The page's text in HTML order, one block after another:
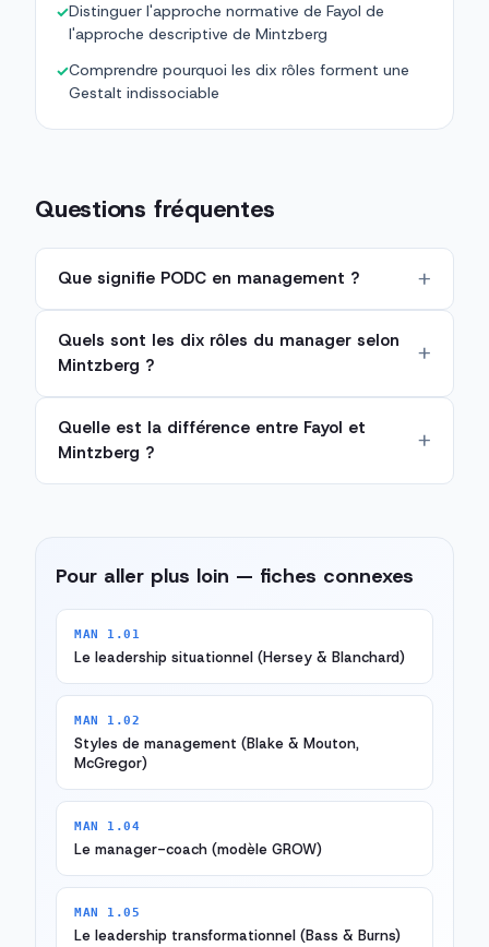
✓Distinguer l'approche normative de Fayol de
l'approche descriptive de Mintzberg
✓Comprendre pourquoi les dix rôles forment une
Gestalt indissociable
Questions fréquentes
Que signifie PODC en management ?
Quels sont les dix rôles du manager selon
Mintzberg ?
Quelle est la différence entre Fayol et
Mintzberg ?
Pour aller plus loin — fiches connexes
MAN 1.01
Le leadership situationnel (Hersey & Blanchard)
MAN 1.02
Styles de management (Blake & Mouton,
McGregor)
MAN 1.04
Le manager-coach (modèle GROW)
MAN 1.05
Le leadership transformationnel (Bass & Burns)